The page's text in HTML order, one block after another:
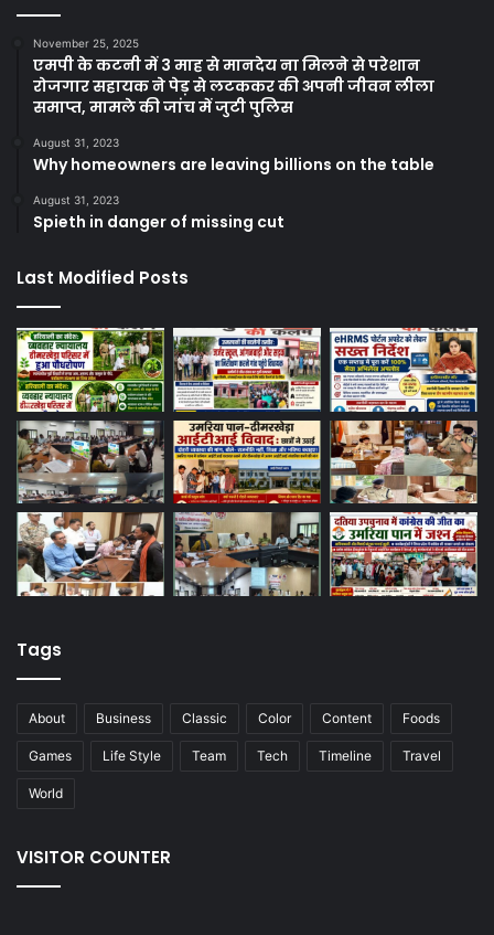
November 25, 2025
एमपी के कटनी में 3 माह से मानदेय ना मिलने से परेशान
रोजगार सहायक ने पेड़ से लटककर की अपनी जीवन लीला
समाप्त, मामले की जांच में जुटी पुलिस
August 31, 2023
Why homeowners are leaving billions on the table
August 31, 2023
Spieth in danger of missing cut
Last Modified Posts
Tags
About Business Classic Color Content Foods
Games Life Style Team Tech Timeline Travel
World
VISITOR COUNTER